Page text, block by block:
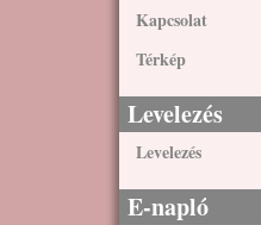
Kapcsolat
Térkép
Levelezés
Levelezés
E-napló